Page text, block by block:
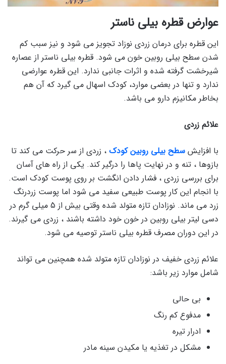
عوارض قطره بیلی ناستر
این قطره برای درمان زردی نوزاد تجویز می شود و نیز سبب کم
شدن سطح بیلی روبین خون می شود. قطره بیلی ناستر از عصاره
شیرخشت گرفته شده و اثرات جانبی ندارد. این قطره عوارضی
ندارد و تنها در بعضی موارد، کودک اسهال می گیرد که آن هم
بخاطر مکانیزم دارو می باشد.
علائم زردی
با افزایش سطح بیلی روبین کودک ، زردی از سر حرکت می کند تا
بازوها ، تنه و در نهایت پاها را درگیر کند. یکی از راه های آسان
برای بررسی زردی ، فشار دادن انگشت بر روی پوست کودک است.
با انجام این کار پوست طبیعی سفید می شود اما پوست زردرنگ
زرد می ماند. نوزادان تازه متولد شده وقتی بیش از 5 میلی گرم در
دسی لیتر بیلی روبین در خون خود داشته باشند ، زردی می گیرند.
در این دوران مصرف قطره بیلی ناستر توصیه می شود.
علائم زردی خفیف در نوزادان تازه متولد شده همچنین می تواند
شامل موارد زیر باشد:
بی حالی
مدفوع کم رنگ
ادرار تیره
مشکل در تغذیه یا مکیدن سینه مادر